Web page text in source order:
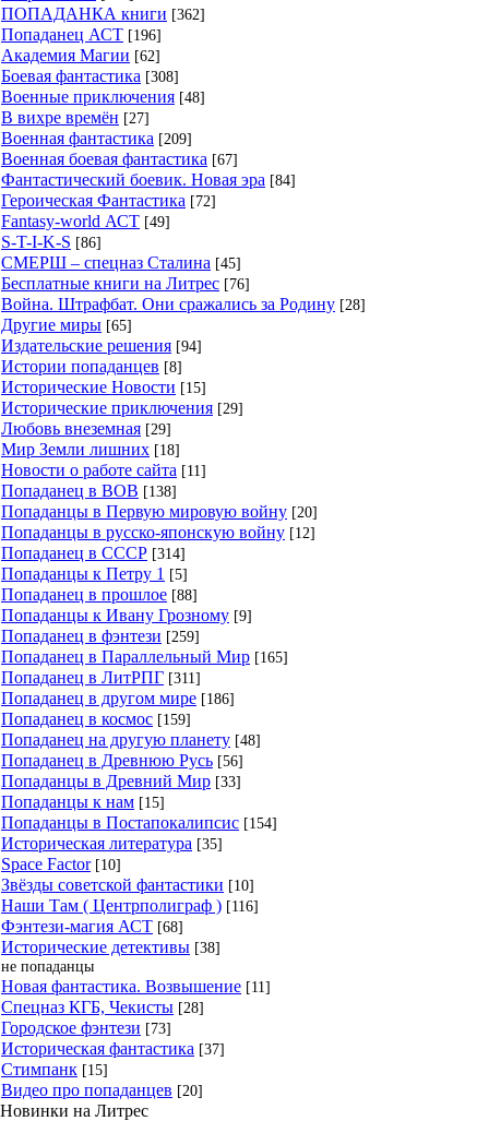
ПОПАДАНКА книги [362]
Попаданец АСТ [196]
Академия Магии [62]
Боевая фантастика [308]
Военные приключения [48]
В вихре времён [27]
Военная фантастика [209]
Военная боевая фантастика [67]
Фантастический боевик. Новая эра [84]
Героическая Фантастика [72]
Fantasy-world АСТ [49]
S-T-I-K-S [86]
СМЕРШ – спецназ Сталина [45]
Бесплатные книги на Литрес [76]
Война. Штрафбат. Они сражались за Родину [28]
Другие миры [65]
Издательские решения [94]
Истории попаданцев [8]
Исторические Новости [15]
Исторические приключения [29]
Любовь внеземная [29]
Мир Земли лишних [18]
Новости о работе сайта [11]
Попаданец в ВОВ [138]
Попаданцы в Первую мировую войну [20]
Попаданцы в русско-японскую войну [12]
Попаданец в СССР [314]
Попаданцы к Петру 1 [5]
Попаданец в прошлое [88]
Попаданцы к Ивану Грозному [9]
Попаданец в фэнтези [259]
Попаданец в Параллельный Мир [165]
Попаданец в ЛитРПГ [311]
Попаданец в другом мире [186]
Попаданец в космос [159]
Попаданец на другую планету [48]
Попаданец в Древнюю Русь [56]
Попаданцы в Древний Мир [33]
Попаданцы к нам [15]
Попаданцы в Постапокалипсис [154]
Историческая литература [35]
Space Factor [10]
Звёзды советской фантастики [10]
Наши Там ( Центрполиграф ) [116]
Фэнтези-магия АСТ [68]
Исторические детективы [38]
не попаданцы
Новая фантастика. Возвышение [11]
Спецназ КГБ, Чекисты [28]
Городское фэнтези [73]
Историческая фантастика [37]
Стимпанк [15]
Видео про попаданцев [20]
Новинки на Литрес